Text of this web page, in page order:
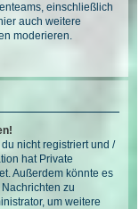
einschließlich
auch weitere
moderieren.
nicht registriert und /
hat Private
Außerdem könnte es
zu
um weitere